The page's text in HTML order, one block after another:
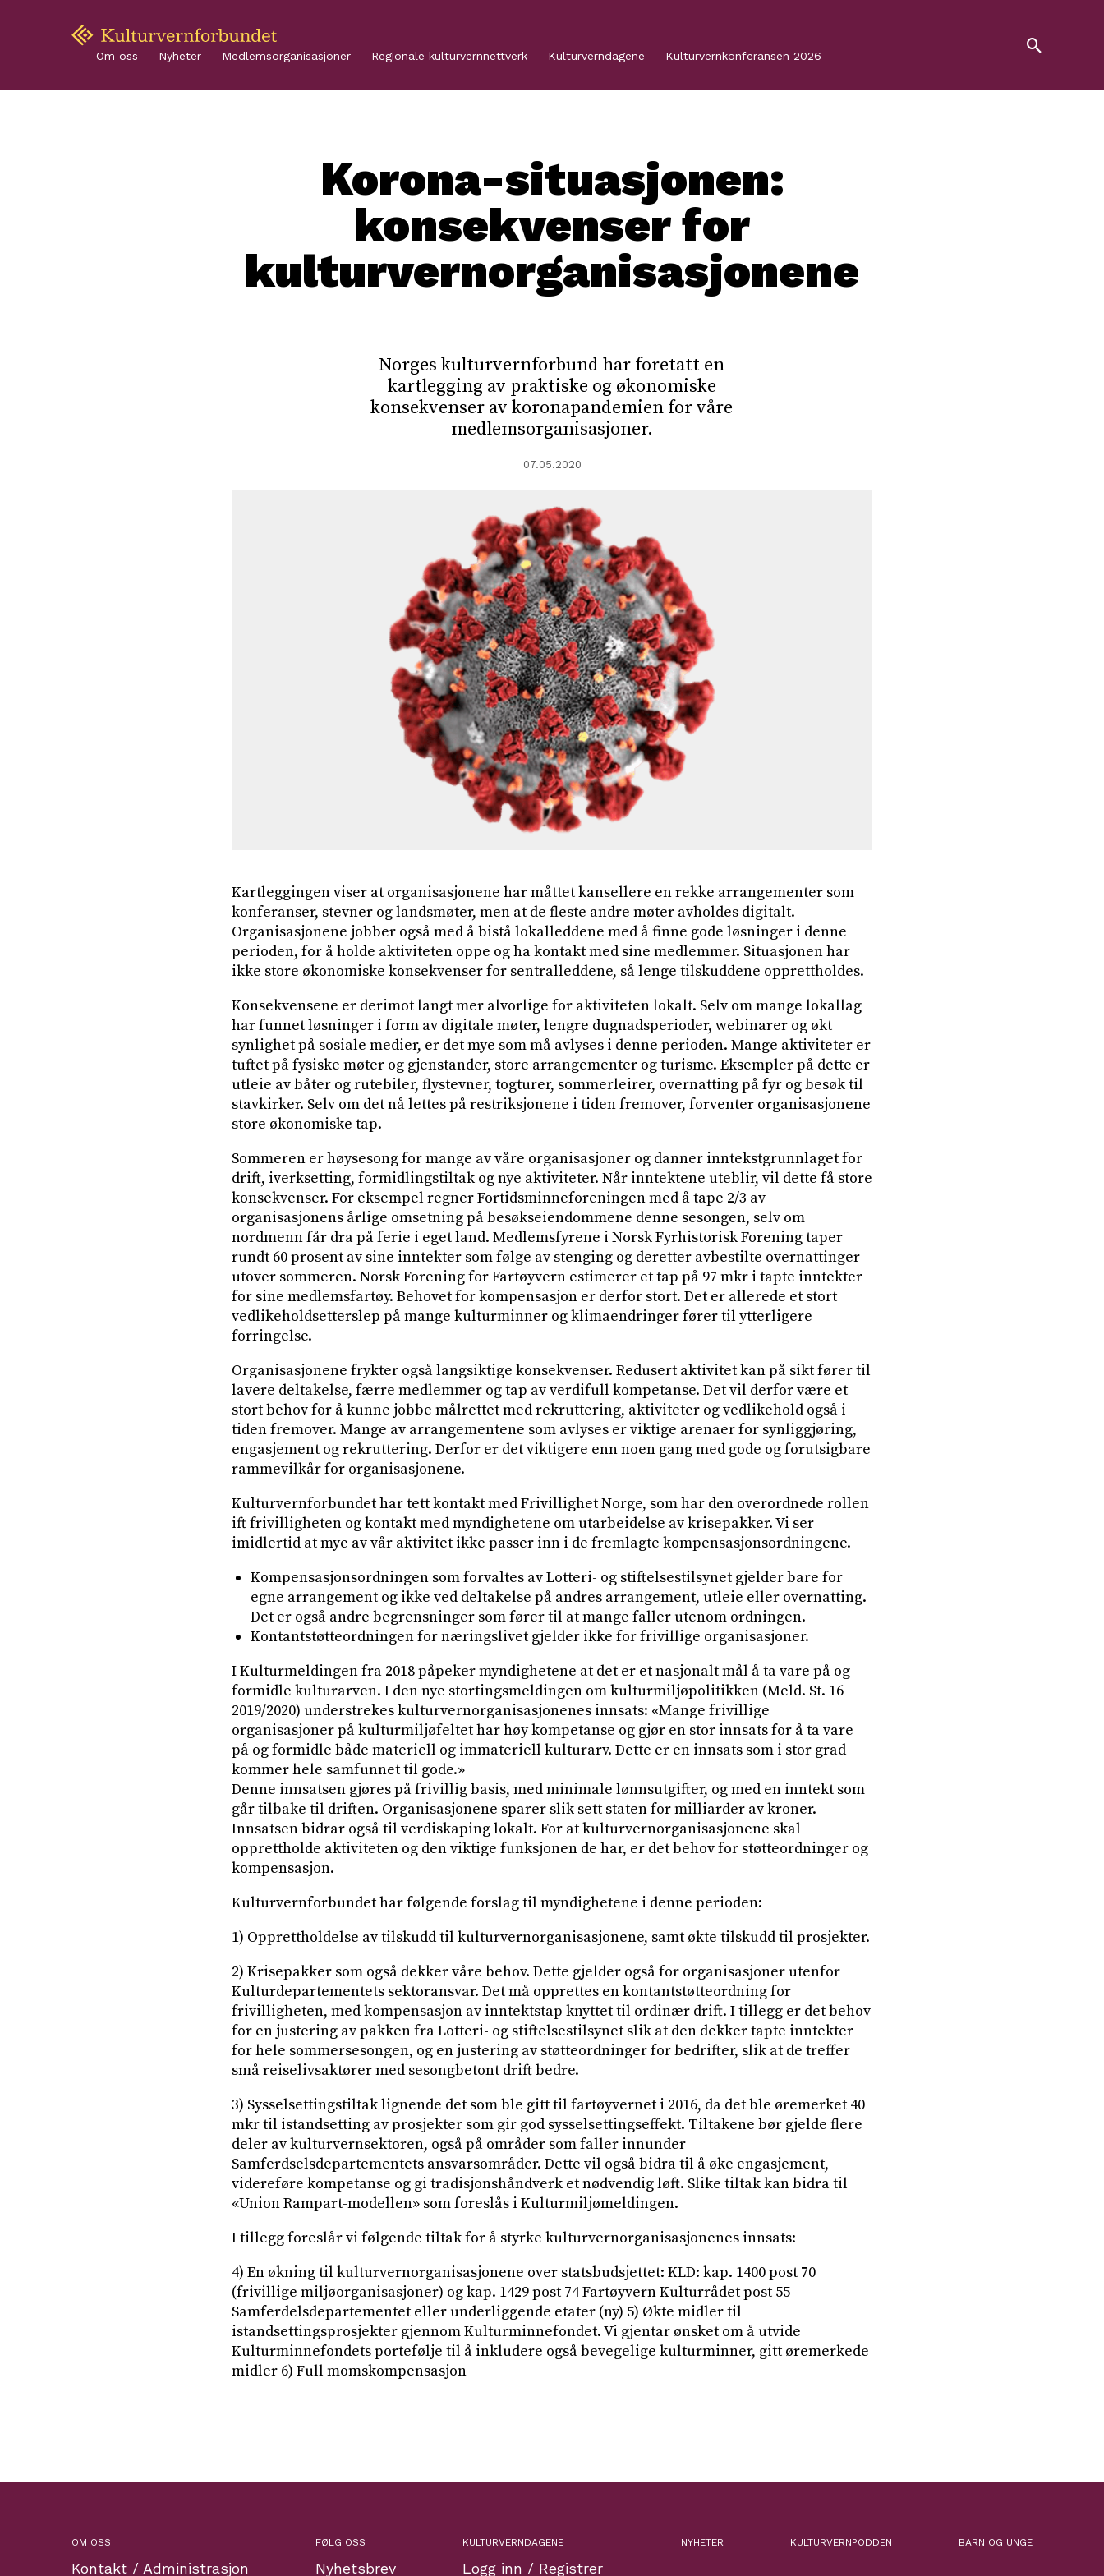
Om oss Nyheter Medlemsorganisasjoner Regionale kulturvernnettverk Kulturverndagene Kulturvernkonferansen 2026
Korona-situasjonen:
konsekvenser for
kulturvernorganisasjonene
Norges kulturvernforbund har foretatt en
kartlegging av praktiske og økonomiske
konsekvenser av koronapandemien for våre
medlemsorganisasjoner.
07.05.2020
Kartleggingen viser at organisasjonene har måttet kansellere en rekke arrangementer som
konferanser, stevner og landsmøter, men at de fleste andre møter avholdes digitalt.
Organisasjonene jobber også med å bistå lokalleddene med å finne gode løsninger i denne
perioden, for å holde aktiviteten oppe og ha kontakt med sine medlemmer. Situasjonen har
ikke store økonomiske konsekvenser for sentralleddene, så lenge tilskuddene opprettholdes.
Konsekvensene er derimot langt mer alvorlige for aktiviteten lokalt. Selv om mange lokallag
har funnet løsninger i form av digitale møter, lengre dugnadsperioder, webinarer og økt
synlighet på sosiale medier, er det mye som må avlyses i denne perioden. Mange aktiviteter er
tuftet på fysiske møter og gjenstander, store arrangementer og turisme. Eksempler på dette er
utleie av båter og rutebiler, flystevner, togturer, sommerleirer, overnatting på fyr og besøk til
stavkirker. Selv om det nå lettes på restriksjonene i tiden fremover, forventer organisasjonene
store økonomiske tap.
Sommeren er høysesong for mange av våre organisasjoner og danner inntekstgrunnlaget for
drift, iverksetting, formidlingstiltak og nye aktiviteter. Når inntektene uteblir, vil dette få store
konsekvenser. For eksempel regner Fortidsminneforeningen med å tape 2/3 av
organisasjonens årlige omsetning på besøkseiendommene denne sesongen, selv om
nordmenn får dra på ferie i eget land. Medlemsfyrene i Norsk Fyrhistorisk Forening taper
rundt 60 prosent av sine inntekter som følge av stenging og deretter avbestilte overnattinger
utover sommeren. Norsk Forening for Fartøyvern estimerer et tap på 97 mkr i tapte inntekter
for sine medlemsfartøy. Behovet for kompensasjon er derfor stort. Det er allerede et stort
vedlikeholdsetterslep på mange kulturminner og klimaendringer fører til ytterligere
forringelse.
Organisasjonene frykter også langsiktige konsekvenser. Redusert aktivitet kan på sikt fører til
lavere deltakelse, færre medlemmer og tap av verdifull kompetanse. Det vil derfor være et
stort behov for å kunne jobbe målrettet med rekruttering, aktiviteter og vedlikehold også i
tiden fremover. Mange av arrangementene som avlyses er viktige arenaer for synliggjøring,
engasjement og rekruttering. Derfor er det viktigere enn noen gang med gode og forutsigbare
rammevilkår for organisasjonene.
Kulturvernforbundet har tett kontakt med Frivillighet Norge, som har den overordnede rollen
ift frivilligheten og kontakt med myndighetene om utarbeidelse av krisepakker. Vi ser
imidlertid at mye av vår aktivitet ikke passer inn i de fremlagte kompensasjonsordningene.
Kompensasjonsordningen som forvaltes av Lotteri- og stiftelsestilsynet gjelder bare for
egne arrangement og ikke ved deltakelse på andres arrangement, utleie eller overnatting.
Det er også andre begrensninger som fører til at mange faller utenom ordningen.
Kontantstøtteordningen for næringslivet gjelder ikke for frivillige organisasjoner.
I Kulturmeldingen fra 2018 påpeker myndighetene at det er et nasjonalt mål å ta vare på og
formidle kulturarven. I den nye stortingsmeldingen om kulturmiljøpolitikken (Meld. St. 16
2019/2020) understrekes kulturvernorganisasjonenes innsats: «Mange frivillige
organisasjoner på kulturmiljøfeltet har høy kompetanse og gjør en stor innsats for å ta vare
på og formidle både materiell og immateriell kulturarv. Dette er en innsats som i stor grad
kommer hele samfunnet til gode.»
Denne innsatsen gjøres på frivillig basis, med minimale lønnsutgifter, og med en inntekt som
går tilbake til driften. Organisasjonene sparer slik sett staten for milliarder av kroner.
Innsatsen bidrar også til verdiskaping lokalt. For at kulturvernorganisasjonene skal
opprettholde aktiviteten og den viktige funksjonen de har, er det behov for støtteordninger og
kompensasjon.
Kulturvernforbundet har følgende forslag til myndighetene i denne perioden:
1) Opprettholdelse av tilskudd til kulturvernorganisasjonene, samt økte tilskudd til prosjekter.
2) Krisepakker som også dekker våre behov. Dette gjelder også for organisasjoner utenfor
Kulturdepartementets sektoransvar. Det må opprettes en kontantstøtteordning for
frivilligheten, med kompensasjon av inntektstap knyttet til ordinær drift. I tillegg er det behov
for en justering av pakken fra Lotteri- og stiftelsestilsynet slik at den dekker tapte inntekter
for hele sommersesongen, og en justering av støtteordninger for bedrifter, slik at de treffer
små reiselivsaktører med sesongbetont drift bedre.
3) Sysselsettingstiltak lignende det som ble gitt til fartøyvernet i 2016, da det ble øremerket 40
mkr til istandsetting av prosjekter som gir god sysselsettingseffekt. Tiltakene bør gjelde flere
deler av kulturvernsektoren, også på områder som faller innunder
Samferdselsdepartementets ansvarsområder. Dette vil også bidra til å øke engasjement,
videreføre kompetanse og gi tradisjonshåndverk et nødvendig løft. Slike tiltak kan bidra til
«Union Rampart-modellen» som foreslås i Kulturmiljømeldingen.
I tillegg foreslår vi følgende tiltak for å styrke kulturvernorganisasjonenes innsats:
4) En økning til kulturvernorganisasjonene over statsbudsjettet: KLD: kap. 1400 post 70
(frivillige miljøorganisasjoner) og kap. 1429 post 74 Fartøyvern Kulturrådet post 55
Samferdelsdepartementet eller underliggende etater (ny) 5) Økte midler til
istandsettingsprosjekter gjennom Kulturminnefondet. Vi gjentar ønsket om å utvide
Kulturminnefondets portefølje til å inkludere også bevegelige kulturminner, gitt øremerkede
midler 6) Full momskompensasjon
OM OSS
Kontakt / Administrasjon
FØLG OSS
Nyhetsbrev
KULTURVERNDAGENE
Logg inn / Registrer
NYHETER KULTURVERNPODDEN BARN OG UNGE